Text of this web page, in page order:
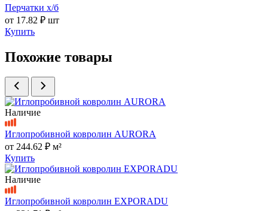
Перчатки х/б
от 17.82 ₽ шт
Купить
Похожие товары
Наличие
Иглопробивной ковролин AURORA
от 244.62 ₽ м²
Купить
Наличие
Иглопробивной ковролин EXPORADU